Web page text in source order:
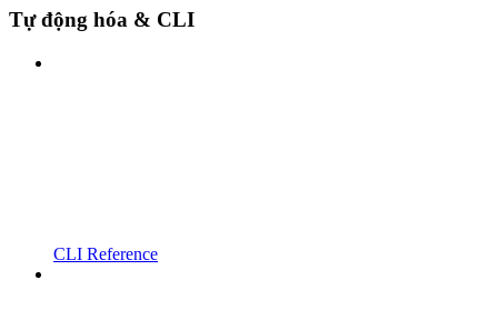
Tự động hóa & CLI
CLI Reference